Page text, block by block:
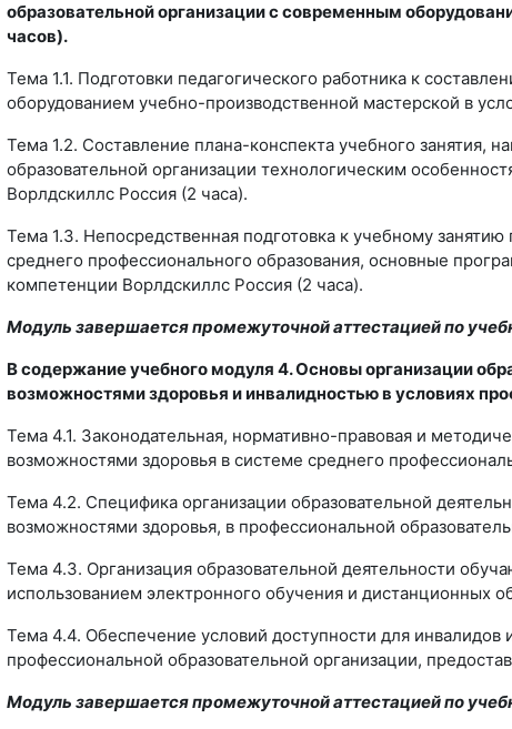
образовательной организации с современным
часов).
Тема 1.1. Подготовки педагогического работника к
оборудованием учебно-производственной мастерской в
Тема 1.2. Составление плана-конспекта учебного занятия,
образовательной организации технологическим
Ворлдскиллс Россия (2 часа).
Тема 1.3. Непосредственная подготовка к учебному
среднего профессионального образования, основные
компетенции Ворлдскиллс Россия (2 часа).
Модуль завершается промежуточной аттестацией по
В содержание учебного модуля 4. Основы организации
возможностями здоровья и инвалидностью в условиях
Тема 4.1. Законодательная, нормативно-правовая и
возможностями здоровья в системе среднего
Тема 4.2. Специфика организации образовательной
возможностями здоровья, в профессиональной
Тема 4.3. Организация образовательной деятельности
использованием электронного обучения и дистанционных
Тема 4.4. Обеспечение условий доступности для
профессиональной образовательной организации,
Модуль завершается промежуточной аттестацией по